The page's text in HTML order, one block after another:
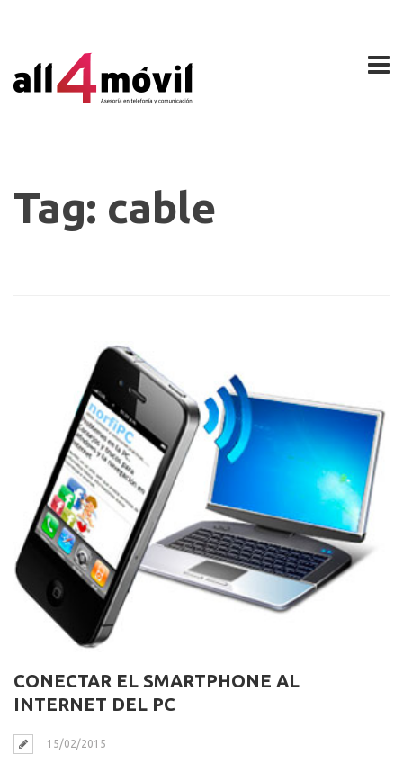
Tag: cable
CONECTAR EL SMARTPHONE AL
INTERNET DEL PC
15/02/2015